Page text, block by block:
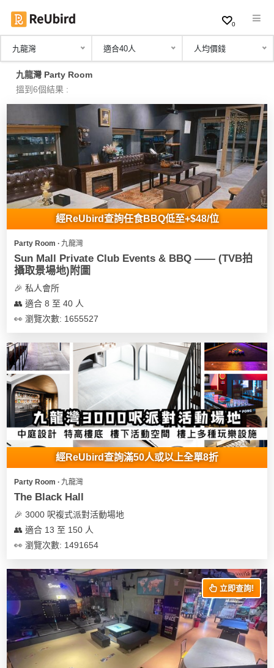
繁
中
EN
登
入
註
冊
服
務
及
產
品
分
Party
Room
到
會
美
色
蛋
糕
花
束
花
藝
禮
品
活
動
類
型
朋
友
聚
會
慶
生
日
拍
活
動
攻
會
計
劃
會
員
需
交
軟
0
九龍灣 適合40人 人均價錢
九龍灣 Party Room
搵到6個結果 :
經ReUbird查詢任食BBQ低至+$48/位
Party Room ∙ 九龍灣
Sun Mall Private Club Events & BBQ —— (TVB拍
攝取景場地)附圖
🎉 私人會所
👥 適合 8 至 40 人
👀 瀏覽次數: 1655527
經ReUbird查詢滿50人或以上全單8折
Party Room ∙ 九龍灣
The Black Hall
🎉 3000 呎複式派對活動場地
👥 適合 13 至 150 人
👀 瀏覽次數: 1491654
立即查詢!